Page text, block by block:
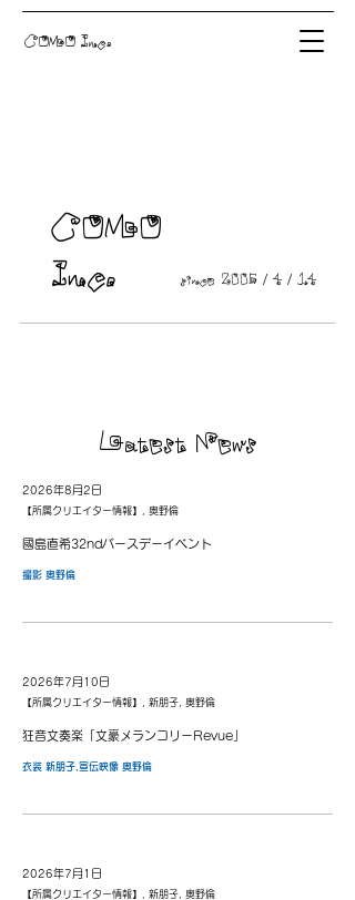
COMO Inc.
COMO
Inc.
since 2006 / 4 / 14
Latest News
2026年8月2日
【所属クリエイター情報】, 奥野倫
國島直希32ndバースデーイベント
撮影 奥野倫
2026年7月10日
【所属クリエイター情報】, 新朋子, 奥野倫
狂音文奏楽「文豪メランコリーRevue」
衣装 新朋子,宣伝映像 奥野倫
2026年7月1日
【所属クリエイター情報】, 新朋子, 奥野倫